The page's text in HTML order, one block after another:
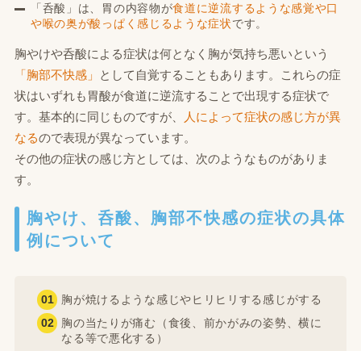
「呑酸」は、胃の内容物が食道に逆流するような感覚や口
や喉の奥が酸っぱく感じるような症状です。
胸やけや呑酸による症状は何となく胸が気持ち悪いという
「胸部不快感」
として自覚することもあります。これらの症
状はいずれも胃酸が食道に逆流することで出現する症状で
す。基本的に同じものですが、
人によって症状の感じ方が異
なるので表現が異なっています。
その他の症状の感じ方としては、次のようなものがありま
す。
胸やけ、呑酸、胸部不快感の症状の具体
例について
胸が焼けるような感じやヒリヒリする感じがする
胸の当たりが痛む（食後、前かがみの姿勢、横に
なる等で悪化する）